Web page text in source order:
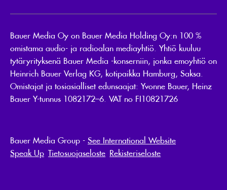
Bauer Media Oy on Bauer Media Holding Oy:n 100 %
omistama audio- ja radioalan mediayhtiö. Yhtiö kuuluu
tytäryrityksenä Bauer Media -konserniin, jonka emoyhtiö on
Heinrich Bauer Verlag KG, kotipaikka Hamburg, Saksa.
Omistajat ja tosiasialliset edunsaajat: Yvonne Bauer, Heinz
Bauer Y-tunnus 1082172–6. VAT no FI10821726
Bauer Media Group - See International Website
Speak Up Tietosuojaseloste Rekisteriseloste